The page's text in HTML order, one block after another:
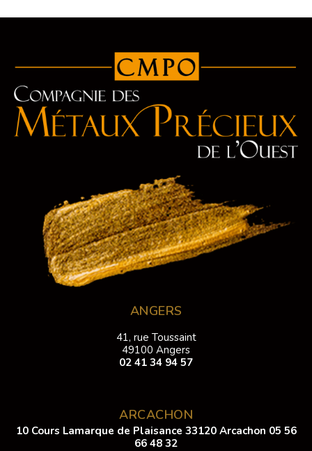
ANGERS
41, rue Toussaint
49100 Angers
02 41 34 94 57
ARCACHON
10 Cours Lamarque de Plaisance 33120 Arcachon 05 56
66 48 32